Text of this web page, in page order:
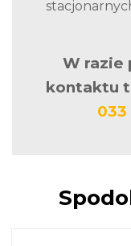
W razie
kontaktu
033